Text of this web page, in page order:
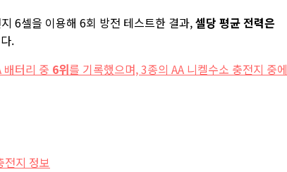
6셀을 이용해 6회 방전 테스트한 결과,셀당 평균 전력은
.
배터리 중 6위를 기록했으며, 3종의 AA 니켈수소 충전지 중에
지 정보